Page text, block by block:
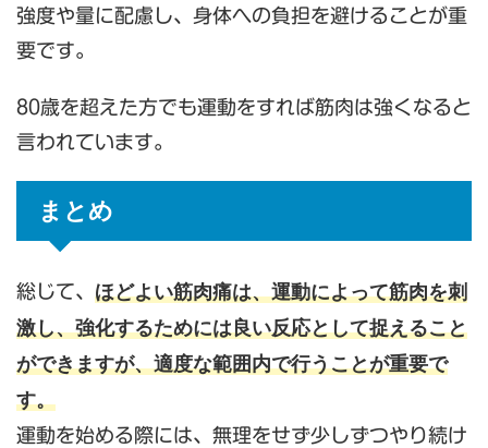
強度や量に配慮し、身体への負担を避けることが重
要です。
80歳を超えた方でも運動をすれば筋肉は強くなると
言われています。
まとめ
総じて、 ほどよい筋肉痛は、運動によって筋肉を刺
激し、強化するためには良い反応として捉えること
ができますが、適度な範囲内で行うことが重要で
す。
運動を始める際には、無理をせず少しずつやり続け